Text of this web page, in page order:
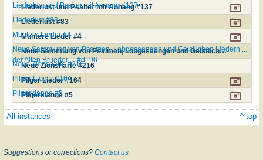
Liederlust und Psalter mit Anhang #137
Liederlust und Psalter mit Anhang #137
Liederlust #83
Liederlust #83
Muntere Lieder #4
Muntere Lieder #4
Neue Sammlung von Psalmen, Lobgesaengen und Geistlichen Liedern ... der Alten Brueder ... #d196
Neue Sammlung von Psalmen, Lobgesaengen und Geistlichen Liedern ...
der Alten Brueder ... #d196
Neue Zionsharfe #216
Neue Zionsharfe #216
Pilger Lieder #164
Pilger Lieder #164
Pilgerklänge #5
Pilgerklänge #5
All instances ^ top
Suggestions or corrections? Contact us